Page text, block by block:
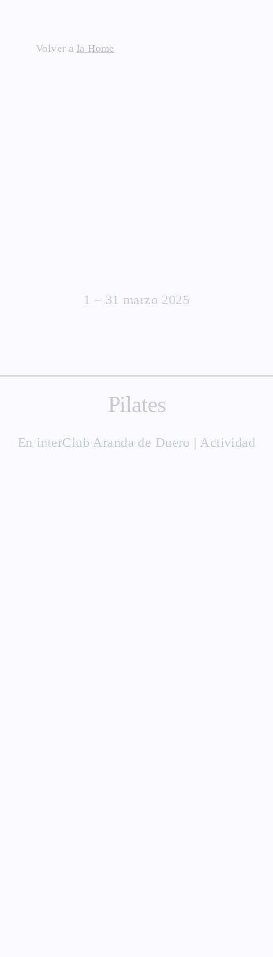
contentVolver a la Home
1 – 31 marzo 2025
Pilates
En interClub Aranda de Duero |Actividad